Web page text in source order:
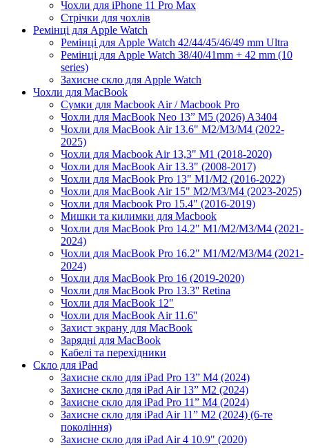
Чохли для iPhone 11 Pro Max
Стрічки для чохлів
Ремінці для Apple Watch
Ремінці для Apple Watch 42/44/45/46/49 mm Ultra
Ремінці для Apple Watch 38/40/41mm + 42 mm (10
series)
Захисне скло для Apple Watch
Чохли для MacBook
Сумки для Macbook Air / Macbook Pro
Чохли для MacBook Neo 13” M5 (2026) A3404
Чохли для MacBook Air 13.6" M2/M3/М4 (2022-
2025)
Чохли для Macbook Air 13,3" M1 (2018-2020)
Чохли для MacBook Air 13.3" (2008-2017)
Чохли для MacBook Pro 13" M1/M2 (2016-2022)
Чохли для MacBook Air 15" M2/M3/M4 (2023-2025)
Чохли для Macbook Pro 15.4" (2016-2019)
Мишки та килимки для Macbook
Чохли для MacBook Pro 14.2" M1/M2/M3/M4 (2021-
2024)
Чохли для MacBook Pro 16.2" M1/M2/M3/M4 (2021-
2024)
Чохли для MacBook Pro 16 (2019-2020)
Чохли для MacBook Pro 13.3'' Retina
Чохли для MacBook 12"
Чохли для MacBook Air 11.6''
Захист экрану для MacBook
Зарядні для MacBook
Кабелі та перехідники
Скло для iPad
Захисне скло для iPad Pro 13” M4 (2024)
Захисне скло для iPad Air 13” M2 (2024)
Захисне скло для iPad Pro 11” M4 (2024)
Захисне скло для iPad Air 11” M2 (2024) (6-те
покоління)
Захисне скло для iPad Air 4 10.9" (2020)